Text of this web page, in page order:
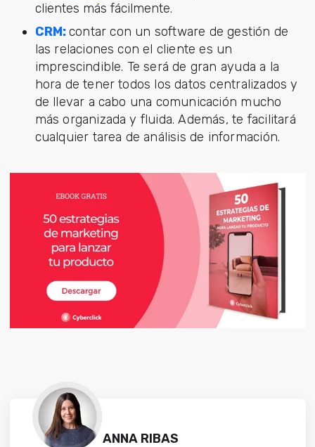
clientes más fácilmente.
CRM:contar con un software de gestión de
las relaciones con el cliente es un
imprescindible. Te será de gran ayuda a la
hora de tener todos los datos centralizados y
de llevar a cabo una comunicación mucho
más organizada y fluida. Además, te facilitará
cualquier tarea de análisis de información.
ANNA RIBAS